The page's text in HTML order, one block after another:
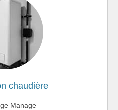
chaudière
Manage